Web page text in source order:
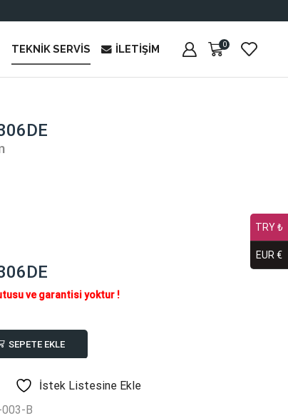
TEKNIK SERVIS İLETIŞIM 0
ve garantisi yoktur !
SEPETE EKLE
İstek Listesine Ekle
003-B
TRY ₺
EUR €